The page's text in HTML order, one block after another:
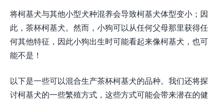
将柯基犬与其他小型犬种混养会导致柯基犬体型变小；因
此，茶杯柯基犬。然而，小狗可以从任何父母那里获得任
何其他特征，因此小狗出生时可能看起来像柯基犬，也可
能不是！
以下是一些可以混合生产茶杯柯基犬的品种。我们还将探
讨柯基犬的一些繁殖方式，这些方式可能会带来潜在的健